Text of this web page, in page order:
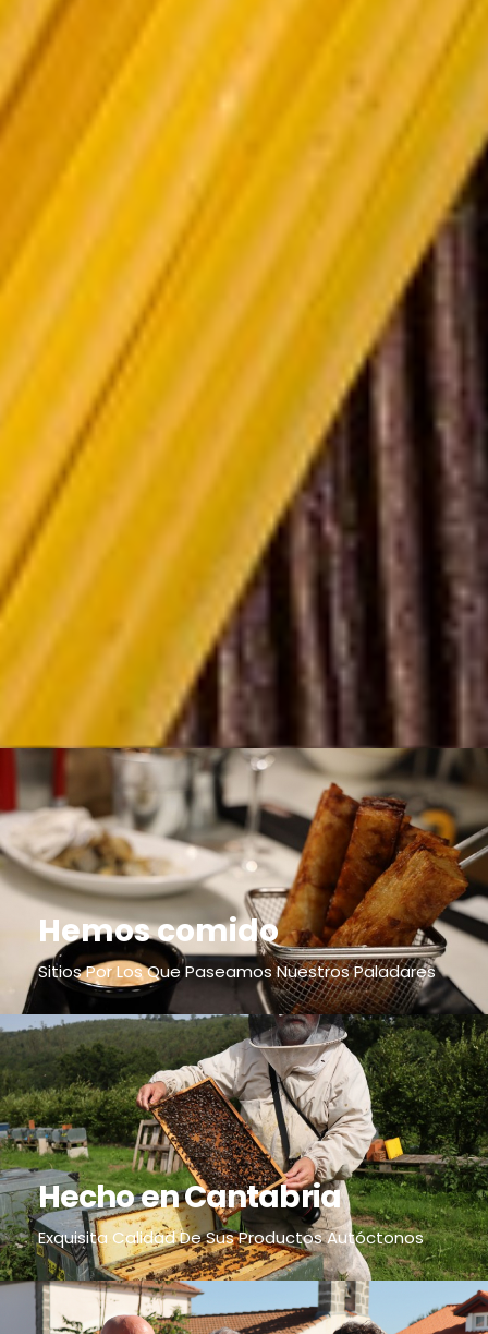
Hemos comido
Sitios Por Los Que Paseamos Nuestros Paladares
Hecho en Cantabria
Exquisita Calidad De Sus Productos Autóctonos